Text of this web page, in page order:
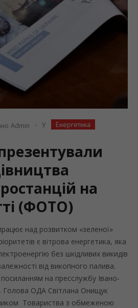
Admin У Енергетика
на
(ФОТО)
над розвитком «зеленої»
є вітрова енергетика, яка
без шкідливих викидів
від викопного палива.
посиланням на пресслужбу Івано-
Голова ОДА Світлана Онищук
Товариства з обмеженою